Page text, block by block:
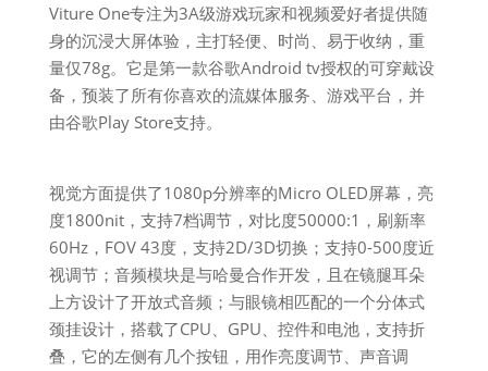
Viture One专注为3A级游戏玩家和视频爱好者提供随
身的沉浸大屏体验，主打轻便、时尚、易于收纳，重
量仅78g。它是第一款谷歌Android tv授权的可穿戴设
备，预装了所有你喜欢的流媒体服务、游戏平台，并
由谷歌Play Store支持。
视觉方面提供了1080p分辨率的Micro OLED屏幕，亮
度1800nit，支持7档调节，对比度50000:1，刷新率
60Hz，FOV 43度，支持2D/3D切换；支持0-500度近
视调节；音频模块是与哈曼合作开发，且在镜腿耳朵
上方设计了开放式音频；与眼镜相匹配的一个分体式
颈挂设计，搭载了CPU、GPU、控件和电池，支持折
叠，它的左侧有几个按钮，用作亮度调节、声音调